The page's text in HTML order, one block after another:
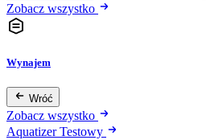
Zobacz wszystko
Wynajem
Wróć
Zobacz wszystko
Aquatizer Testowy